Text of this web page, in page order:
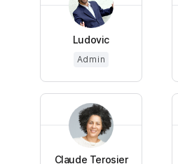
Ludovic
Admin
Claude Terosier